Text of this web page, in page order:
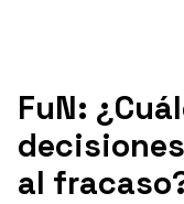
FuN:
al